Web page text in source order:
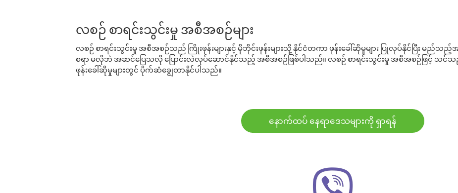
လစဉ် စာရင်းသွင်းမှု အစီအစဉ်များ
လစဉ် စာရင်းသွင်းမှု အစီအစဉ်သည် ကြိုးဖုန်းများနှင့် မိုဘိုင်းဖုန်းများသို့ နိုင်ငံတကာ ဖုန်းခေါ်ဆိုမှုများ ပြုလုပ်နိုင်ပြီး မ
စရာ မလိုဘဲ အဆင်ပြေသလို ပြောင်းလဲလုပ်ဆောင်နိုင်သည့် အစီအစဉ်ဖြစ်ပါသည်။ လစဉ် စာရင်းသွင်းမှု အစီအစဉ်ဖြင့် သင်သ
ဖုန်းခေါ်ဆိုမှုများတွင် ပိုက်ဆံချွေတာနိုင်ပါသည်။
နောက်ထပ် နေရာဒေသများကို ရှာရန်